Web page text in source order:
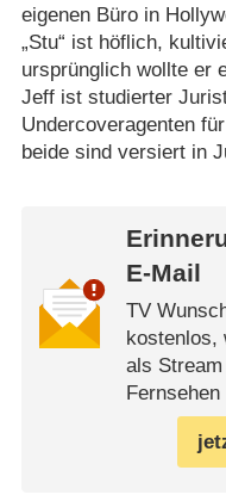
eigenen Büro in
„Stu“ ist höflich,
ursprünglich wollte er
Jeff ist studierter
Undercoveragenten
beide sind versiert in
E-Mail
TV
kostenlos,
als
Fernsehen